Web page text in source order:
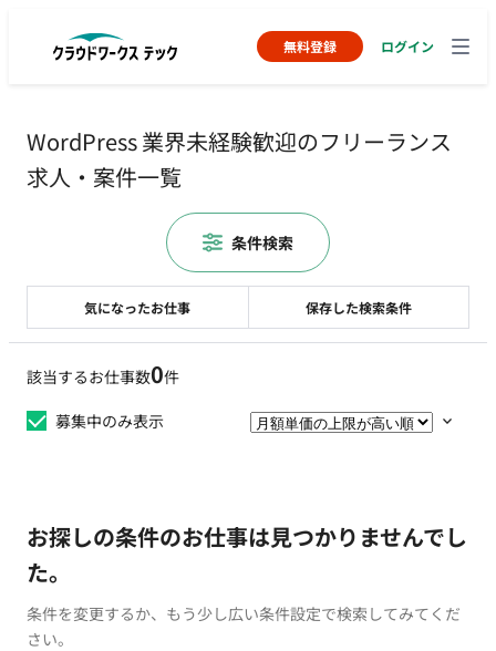
無料登録 ログイン
WordPress 業界未経験歓迎のフリーランス
求人・案件一覧
該当するお仕事数0件
募集中のみ表示
お探しの条件のお仕事は見つかりませんでし
た。
条件を変更するか、もう少し広い条件設定で検索してみてくだ
さい。
気になったお仕事 保存した検索条件
条件検索